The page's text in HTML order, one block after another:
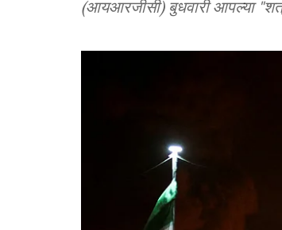
(आयआरजीसी) बुधवारी आपल्या